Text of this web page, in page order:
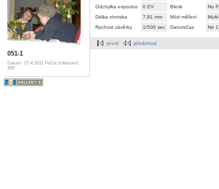
051-1
Datum: 27.4.2011 Počet zobrazení:
489
Odchylka expozice
0 EV Blesk
No
Délka ohniska
7,81 mm Mód měření
Rychost závěrky
1/500 sec Datum/čas Ne
první předchozí